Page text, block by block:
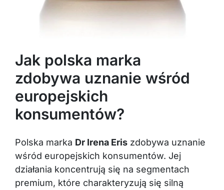
Jak polska marka
zdobywa uznanie wśród
europejskich
konsumentów?
Polska marka Dr Irena Eris zdobywa uznanie
wśród europejskich konsumentów. Jej
działania koncentrują się na segmentach
premium, które charakteryzują się silną